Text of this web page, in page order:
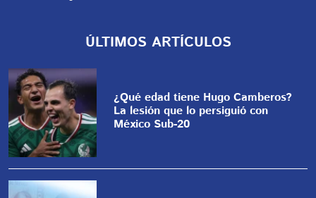
ÚLTIMOS ARTÍCULOS
¿Qué edad tiene Hugo Camberos?
La lesión que lo persiguió con
México Sub-20